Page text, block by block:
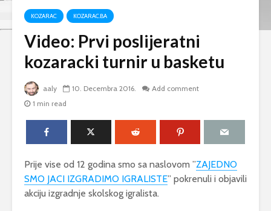
KOZARAC KOZARAC.BA
Video: Prvi poslijeratni
kozaracki turnir u basketu
aaly 10. Decembra 2016.
Add comment
1 min read
Prije vise od 12 godina smo sa naslovom ”ZAJEDNO
SMO JACI IZGRADIMO IGRALISTE” pokrenuli i objavili
akciju izgradnje skolskog igralista.